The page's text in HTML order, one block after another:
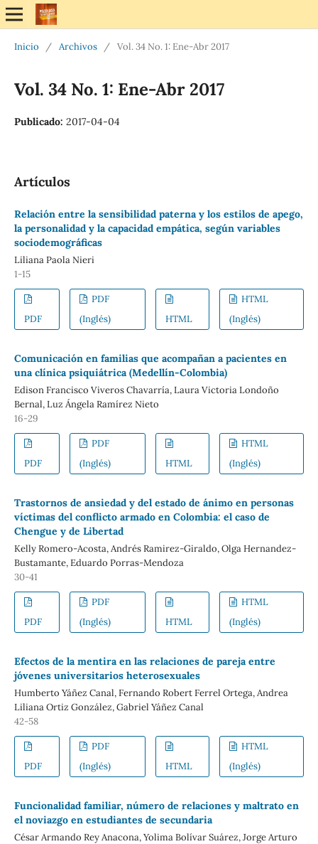
Inicio / Archivos / Vol. 34 No. 1: Ene-Abr 2017
Vol. 34 No. 1: Ene-Abr 2017
Publicado: 2017-04-04
Artículos
Relación entre la sensibilidad paterna y los estilos de apego,
la personalidad y la capacidad empática, según variables
sociodemográficas
Liliana Paola Nieri
1-15
PDF
PDF
(Inglés)
HTML
HTML
(Inglés)
Comunicación en familias que acompañan a pacientes en
una clínica psiquiátrica (Medellín-Colombia)
Edison Francisco Viveros Chavarría, Laura Victoria Londoño
Bernal, Luz Ángela Ramírez Nieto
16-29
PDF
PDF
(Inglés)
HTML
HTML
(Inglés)
Trastornos de ansiedad y del estado de ánimo en personas
víctimas del conflicto armado en Colombia: el caso de
Chengue y de Libertad
Kelly Romero-Acosta, Andrés Ramirez-Giraldo, Olga Hernandez-
Bustamante, Eduardo Porras-Mendoza
30-41
PDF
PDF
(Inglés)
HTML
HTML
(Inglés)
Efectos de la mentira en las relaciones de pareja entre
jóvenes universitarios heterosexuales
Humberto Yáñez Canal, Fernando Robert Ferrel Ortega, Andrea
Liliana Ortiz González, Gabriel Yáñez Canal
42-58
PDF
PDF
(Inglés)
HTML
HTML
(Inglés)
Funcionalidad familiar, número de relaciones y maltrato en
el noviazgo en estudiantes de secundaria
César Armando Rey Anacona, Yolima Bolívar Suárez, Jorge Arturo